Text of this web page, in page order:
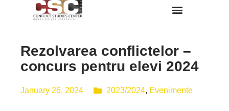
Rezolvarea conflictelor –
concurs pentru elevi 2024
January 26, 2024 2023/2024, Evenimente